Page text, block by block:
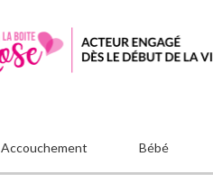
Accouchement Bébé